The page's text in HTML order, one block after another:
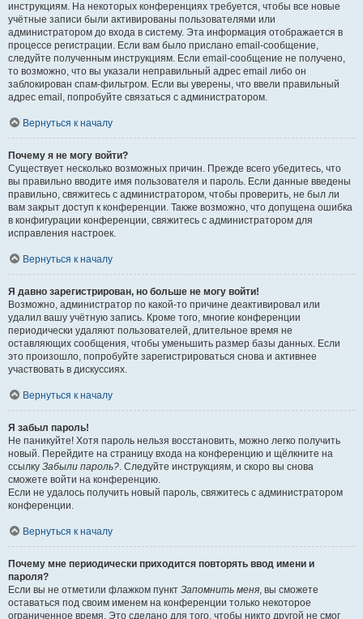
инструкциям. На некоторых конференциях требуется, чтобы все новые
учётные записи были активированы пользователями или
администратором до входа в систему. Эта информация отображается в
процессе регистрации. Если вам было прислано email-сообщение,
следуйте полученным инструкциям. Если email-сообщение не получено,
то возможно, что вы указали неправильный адрес email либо он
заблокирован спам-фильтром. Если вы уверены, что ввели правильный
адрес email, попробуйте связаться с администратором.
Вернуться к началу
Почему я не могу войти?
Существует несколько возможных причин. Прежде всего убедитесь, что
вы правильно вводите имя пользователя и пароль. Если данные введены
правильно, свяжитесь с администратором, чтобы проверить, не был ли
вам закрыт доступ к конференции. Также возможно, что допущена ошибка
в конфигурации конференции, свяжитесь с администратором для
исправления настроек.
Вернуться к началу
Я давно зарегистрирован, но больше не могу войти!
Возможно, администратор по какой-то причине деактивировал или
удалил вашу учётную запись. Кроме того, многие конференции
периодически удаляют пользователей, длительное время не
оставляющих сообщения, чтобы уменьшить размер базы данных. Если
это произошло, попробуйте зарегистрироваться снова и активнее
участвовать в дискуссиях.
Вернуться к началу
Я забыл пароль!
Не паникуйте! Хотя пароль нельзя восстановить, можно легко получить
новый. Перейдите на страницу входа на конференцию и щёлкните на
ссылку Забыли пароль?. Следуйте инструкциям, и скоро вы снова
сможете войти на конференцию.
Если не удалось получить новый пароль, свяжитесь с администратором
конференции.
Вернуться к началу
Почему мне периодически приходится повторять ввод имени и
пароля?
Если вы не отметили флажком пункт Запомнить меня, вы сможете
оставаться под своим именем на конференции только некоторое
ограниченное время. Это сделано для того, чтобы никто другой не смог